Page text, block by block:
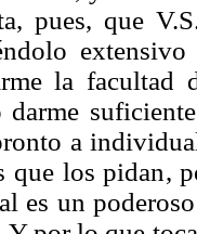
pues, que
la facultad
darme
a
que los pidan,
es un